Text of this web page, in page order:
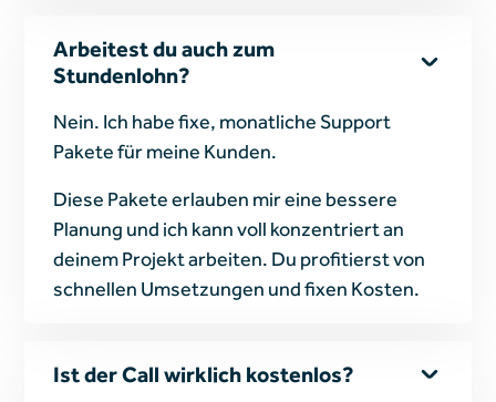
Arbeitest du auch zum
Stundenlohn?
Nein. Ich habe fixe, monatliche Support
Pakete für meine Kunden.
Diese Pakete erlauben mir eine bessere
Planung und ich kann voll konzentriert an
deinem Projekt arbeiten. Du profitierst von
schnellen Umsetzungen und fixen Kosten.
Ist der Call wirklich kostenlos?